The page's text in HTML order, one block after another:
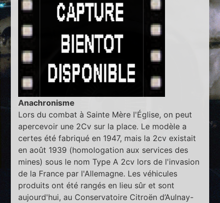
Anachronisme
Lors du combat à Sainte Mère l'Église, on peut
apercevoir une 2Cv sur la place. Le modèle a
certes été fabriqué en 1947, mais la 2cv existait
en août 1939 (homologation aux services des
mines) sous le nom Type A 2cv lors de l'invasion
de la France par l'Allemagne. Les véhicules
produits ont été rangés en lieu sûr et sont
aujourd'hui, au Conservatoire Citroën d’Aulnay-